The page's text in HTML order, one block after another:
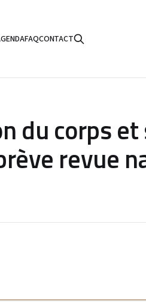
FAQCONTACT
du corps
revue